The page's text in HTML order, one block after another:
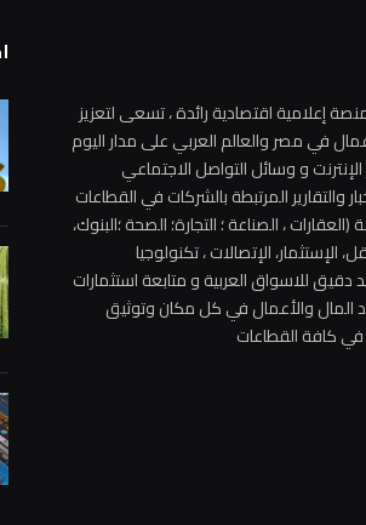
إعلامية اقتصادية رائدة ، تسعى لتعزيز
في مصر والعالم العربي على مدار اليوم
و وسائل التواصل الاجتماعي
والتقارير المرتبطة بالشركات في القطاعات
، الصناعة ؛ التجارة؛ الصحة ؛البنوك،
الإستثمار، الإتصالات ، تكنولوجيا
للاسواق العربية و متابعة استثمارات
المال والأعمال في كل مكان وتوثيق
في كافة القطاعات